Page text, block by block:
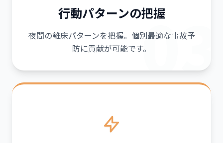
03
行動パターンの把握
夜間の離床パターンを把握。個別最適な事故予
防に貢献が可能です。